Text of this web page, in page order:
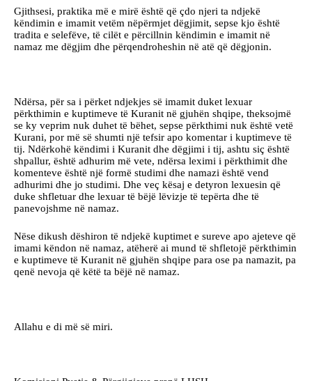
Gjithsesi, praktika më e mirë është që çdo njeri ta ndjekë
këndimin e imamit vetëm nëpërmjet dëgjimit, sepse kjo është
tradita e selefëve, të cilët e përcillnin këndimin e imamit në
namaz me dëgjim dhe përqendroheshin në atë që dëgjonin.
Ndërsa, për sa i përket ndjekjes së imamit duket lexuar
përkthimin e kuptimeve të Kuranit në gjuhën shqipe, theksojmë
se ky veprim nuk duhet të bëhet, sepse përkthimi nuk është vetë
Kurani, por më së shumti një tefsir apo komentar i kuptimeve të
tij. Ndërkohë këndimi i Kuranit dhe dëgjimi i tij, ashtu siç është
shpallur, është adhurim më vete, ndërsa leximi i përkthimit dhe
komenteve është një formë studimi dhe namazi është vend
adhurimi dhe jo studimi. Dhe veç kësaj e detyron lexuesin që
duke shfletuar dhe lexuar të bëjë lëvizje të tepërta dhe të
panevojshme në namaz.
Nëse dikush dëshiron të ndjekë kuptimet e sureve apo ajeteve që
imami këndon në namaz, atëherë ai mund të shfletojë përkthimin
e kuptimeve të Kuranit në gjuhën shqipe para ose pa namazit, pa
qenë nevoja që këtë ta bëjë në namaz.
Allahu e di më së miri.